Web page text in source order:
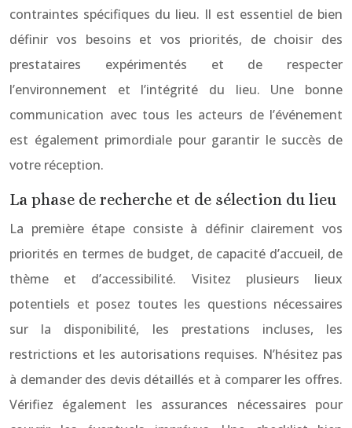
contraintes spécifiques du lieu. Il est essentiel de bien
définir vos besoins et vos priorités, de choisir des
prestataires expérimentés et de respecter
l’environnement et l’intégrité du lieu. Une bonne
communication avec tous les acteurs de l’événement
est également primordiale pour garantir le succès de
votre réception.
La phase de recherche et de sélection du lieu
La première étape consiste à définir clairement vos
priorités en termes de budget, de capacité d’accueil, de
thème et d’accessibilité. Visitez plusieurs lieux
potentiels et posez toutes les questions nécessaires
sur la disponibilité, les prestations incluses, les
restrictions et les autorisations requises. N’hésitez pas
à demander des devis détaillés et à comparer les offres.
Vérifiez également les assurances nécessaires pour